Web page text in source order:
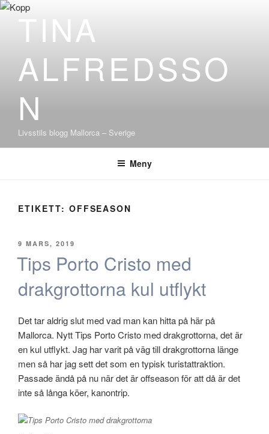
HoppaTINA
ALFREDSSO
N
Livsstils blogg Mallorca – Sverige
Meny
ETIKETT: OFFSEASON
PUBLICERAT
9 MARS, 2019
Tips Porto Cristo med
drakgrottorna kul utflykt
Det tar aldrig slut med vad man kan hitta på här på
Mallorca. Nytt Tips Porto Cristo med drakgrottorna, det är
en kul utflykt. Jag har varit på väg till drakgrottorna länge
men så har jag sett det som en typisk turistattraktion.
Passade ändå på nu när det är offseason för att då är det
inte så långa köer, kanontrip.